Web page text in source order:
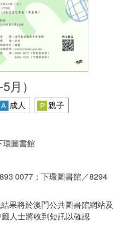
月）
成人
親子
環圖書館
0077；下環圖書館／8294
果將於澳門公共圖書館網站及
人士將收到短訊以確認